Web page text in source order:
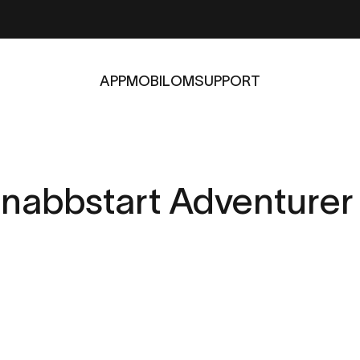
APPMOBILOMSUPPORT
Adventurer